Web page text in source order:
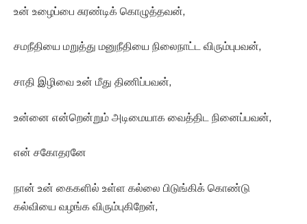
உன் உழைப்பை சுரண்டிக் கொழுத்தவன்,
சமநீதியை மறுத்து மனுநீதியை நிலைநாட்ட விரும்புபவன்,
சாதி இழிவை உன் மீது திணிப்பவன்,
உன்னை என்றென்றும் அடிமையாக வைத்திட நினைப்பவன்,
என் சகோதரனே
நான் உன் கைகளில் உள்ள கல்லை பிடுங்கிக் கொண்டு
கல்வியை வழங்க விரும்புகிறேன்,